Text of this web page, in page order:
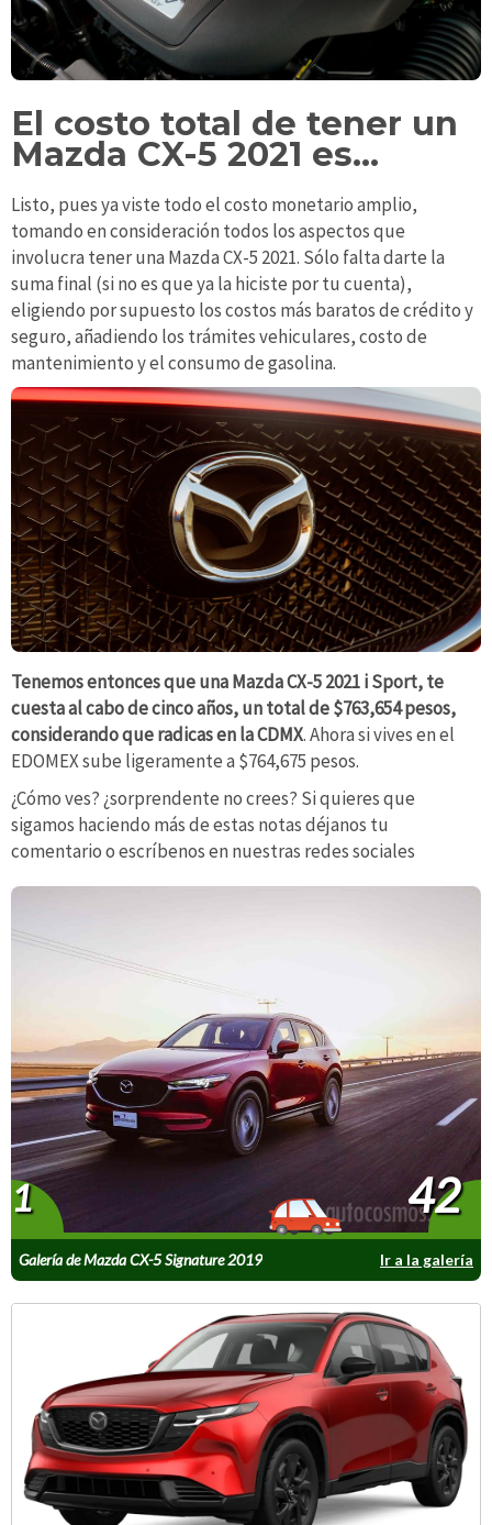
El costo total de tener un
Mazda CX-5 2021 es…
Listo, pues ya viste todo el costo monetario amplio,
tomando en consideración todos los aspectos que
involucra tener una Mazda CX-5 2021. Sólo falta darte la
suma final (si no es que ya la hiciste por tu cuenta),
eligiendo por supuesto los costos más baratos de crédito y
seguro, añadiendo los trámites vehiculares, costo de
mantenimiento y el consumo de gasolina.
Tenemos entonces que una Mazda CX-5 2021 i Sport, te
cuesta al cabo de cinco años, un total de $763,654 pesos,
considerando que radicas en la CDMX. Ahora si vives en el
EDOMEX sube ligeramente a $764,675 pesos.
¿Cómo ves? ¿sorprendente no crees? Si quieres que
sigamos haciendo más de estas notas déjanos tu
comentario o escríbenos en nuestras redes sociales
Galería de Mazda CX-5 Signature 2019 Ir a la galería
1 42